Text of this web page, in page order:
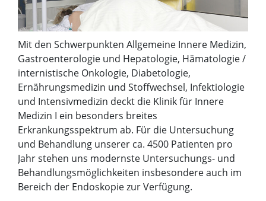
Mit den Schwerpunkten Allgemeine Innere Medizin,
Gastroenterologie und Hepatologie, Hämatologie /
internistische Onkologie, Diabetologie,
Ernährungsmedizin und Stoffwechsel, Infektiologie
und Intensivmedizin deckt die Klinik für Innere
Medizin I ein besonders breites
Erkrankungsspektrum ab. Für die Untersuchung
und Behandlung unserer ca. 4500 Patienten pro
Jahr stehen uns modernste Untersuchungs- und
Behandlungsmöglichkeiten insbesondere auch im
Bereich der Endoskopie zur Verfügung.